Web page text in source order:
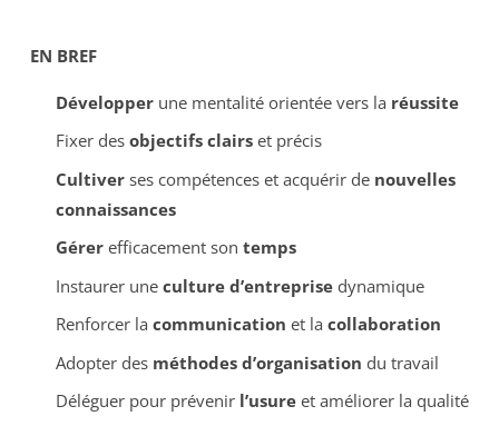
EN BREF
Développerune mentalité orientée vers la réussite
Fixer des objectifs clairset précis
Cultiverses compétences et acquérir de nouvelles
connaissances
Gérerefficacement son temps
Instaurer une culture d’entreprisedynamique
Renforcer la communication et la collaboration
Adopter des méthodes d’organisation du travail
Déléguer pour prévenir l’usureet améliorer la qualité